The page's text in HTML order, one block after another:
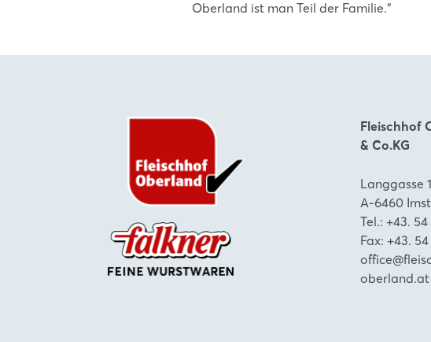
Oberland ist man Teil der Familie.“
Fleischhof
& Co.KG
Langgasse
A-6460 Imst
Tel.: +43.
Fax: +43.
oberland.at